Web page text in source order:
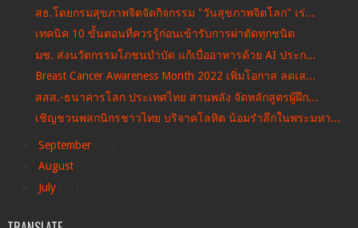
สธ.โดยกรมสุขภาพจิตจัดกิจกรรม "วันสุขภาพจิตโลก" เร่...
เทคนิค 10 ขั้นตอนที่ควรรู้ก่อนเข้ารับการผ่าตัดทุกชนิด
มช. ส่งนวัตกรรมโภชนบำบัด แก้เบื่ออาหารด้วย AI ประก...
Breast Cancer Awareness Month 2022 เพิ่มโอกาส ลดเส...
สสส.-ธนาคารโลก ประเทศไทย สานพลัง จัดหลักสูตรผู้ฝึก...
เชิญชวนพสกนิกรชาวไทย บริจาคโลหิต น้อมรำลึกในพระมหา...
September
August
July